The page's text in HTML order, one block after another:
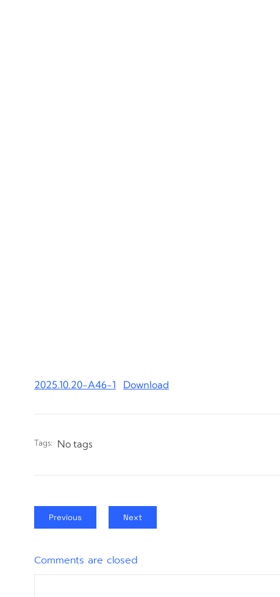
2025.10.20-A46-1 Download
Tags: No tags
Previous Next
Comments are closed